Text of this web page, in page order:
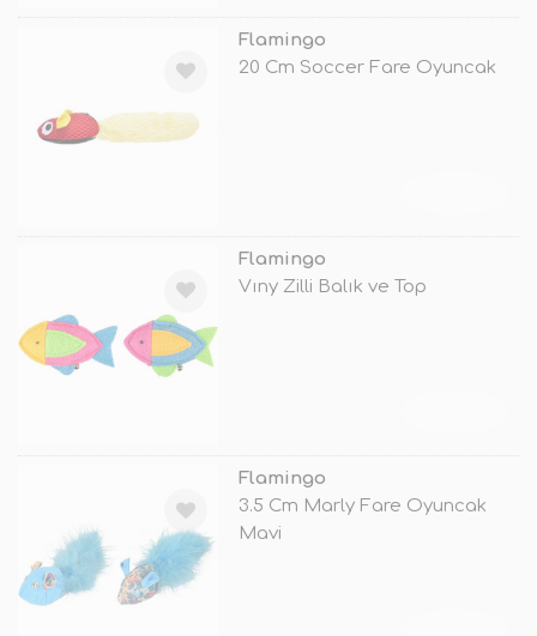
Flamingo
20 Cm Soccer Fare Oyuncak
Flamingo
Vıny Zilli Balık ve Top
Flamingo
3.5 Cm Marly Fare Oyuncak
Mavi